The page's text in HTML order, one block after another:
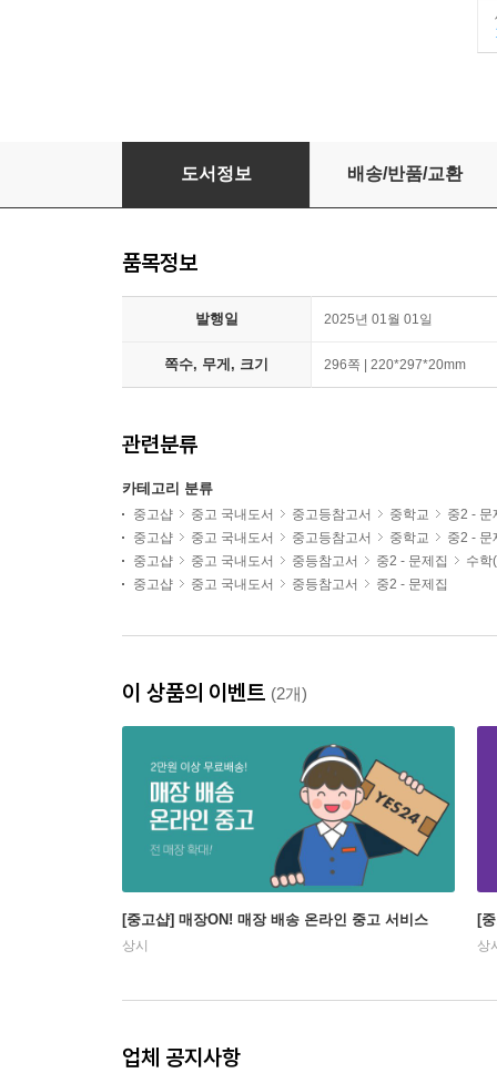
개념원리 RPM 알피엠 중학 수학 2-2 (2026년용)
도서정보 배송/반품/교환
품목정보
발행일 2025년 01월 01일
쪽수, 무게, 크기 296쪽 | 220*297*20mm
관련분류
카테고리 분류
중고샵 중고 국내도서 중고등참고서 중학교
중2 - 문
중고샵
중고 국내도서 중고등참고서 중학교
중2 - 문
중고샵
중고 국내도서 중등참고서 중2 - 문제집
수학
중고샵
중고 국내도서 중등참고서 중2 - 문제집
이 상품의 이벤트 (2개)
[중고샵] 매장ON! 매장 배송 온라인 중고 서비스
상시
[
상
업체 공지사항